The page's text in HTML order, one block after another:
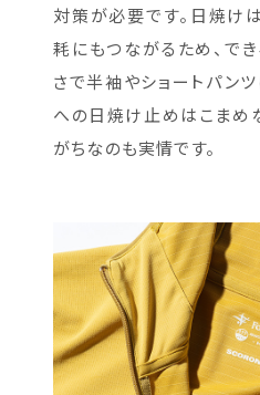
対策が必要です。日焼け
耗にもつながるため、で
さで半袖やショートパン
への日焼け止めはこまめ
がちなのも実情です。